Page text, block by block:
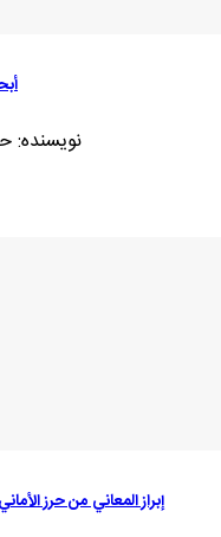
نویسنده:
إبراز المعاني من حرز